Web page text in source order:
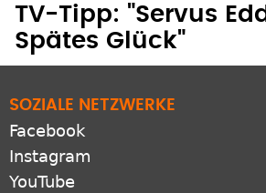
TV-Tipp: "Servus
Spätes Glück"
SOZIALE NETZWERKE
Facebook
Instagram
YouTube